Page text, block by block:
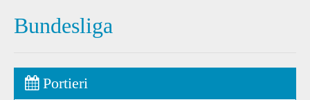
Bundesliga
Portieri